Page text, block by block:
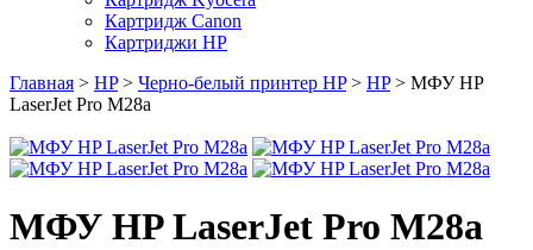
Картридж Canon
Картриджи HP
Главная > HP> Черно-белый принтер HP> HP> МФУ HP
LaserJet Pro M28a
МФУ HP LaserJet Pro M28a